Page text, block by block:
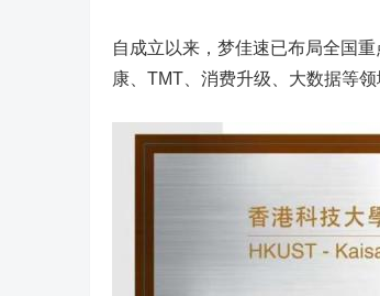
自成立以来，梦佳速已布局全国
康、TMT、消费升级、大数据等领